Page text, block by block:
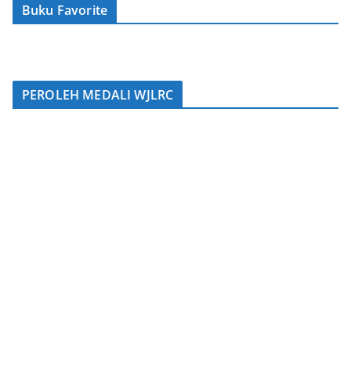
Buku Favorite
PEROLEH MEDALI WJLRC